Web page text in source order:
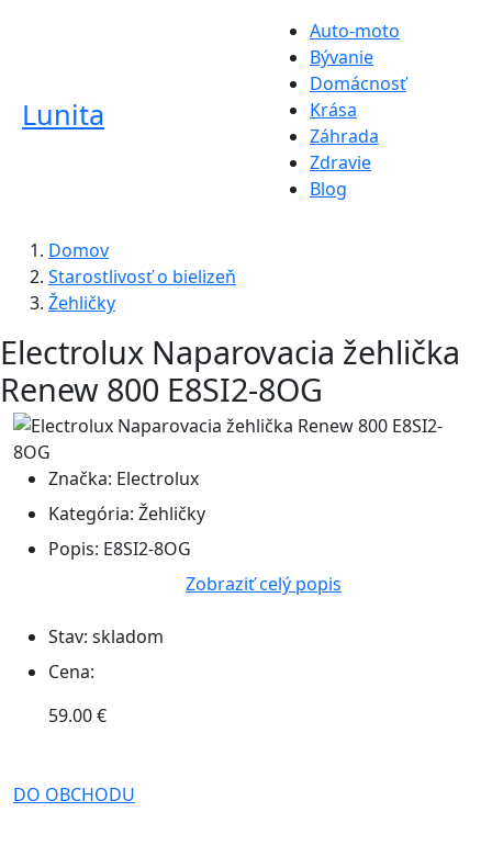
Lunita
Auto-moto
Bývanie
Domácnosť
Krása
Záhrada
Zdravie
Blog
Domov
Starostlivosť o bielizeň
Žehličky
Electrolux Naparovacia žehlička
Renew 800 E8SI2-8OG
Značka: Electrolux
Kategória: Žehličky
Popis: E8SI2-8OG
Zobraziť celý popis
Stav: skladom
Cena:
59.00 €
DO OBCHODU